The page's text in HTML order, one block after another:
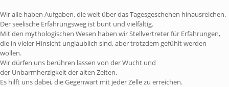
Wir alle haben Aufgaben, die weit über das Tagesgeschehen hinausreichen.
Der seelische Erfahrungsweg ist bunt und vielfältig.
Mit den mythologischen Wesen haben wir Stellvertreter für Erfahrungen,
die in vieler Hinsicht unglaublich sind, aber trotzdem gefühlt werden
wollen.
Wir dürfen uns berühren lassen von der Wucht und
der Unbarmherzigkeit der alten Zeiten.
Es hilft uns dabei, die Gegenwart mit jeder Zelle zu erreichen.